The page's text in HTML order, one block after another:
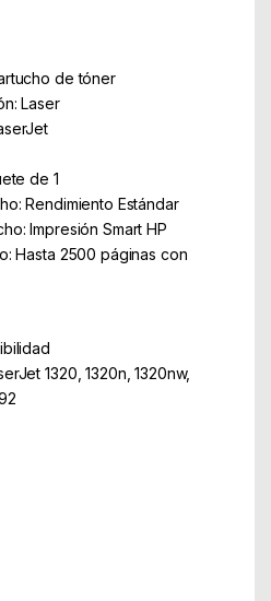
de tóner
Laser
de 1
Rendimiento Estándar
Impresión Smart HP
Hasta 2500 páginas con
1320, 1320n, 1320nw,